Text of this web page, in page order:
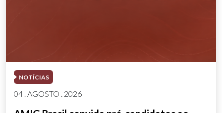
NOTÍCIAS
04 . AGOSTO . 2026